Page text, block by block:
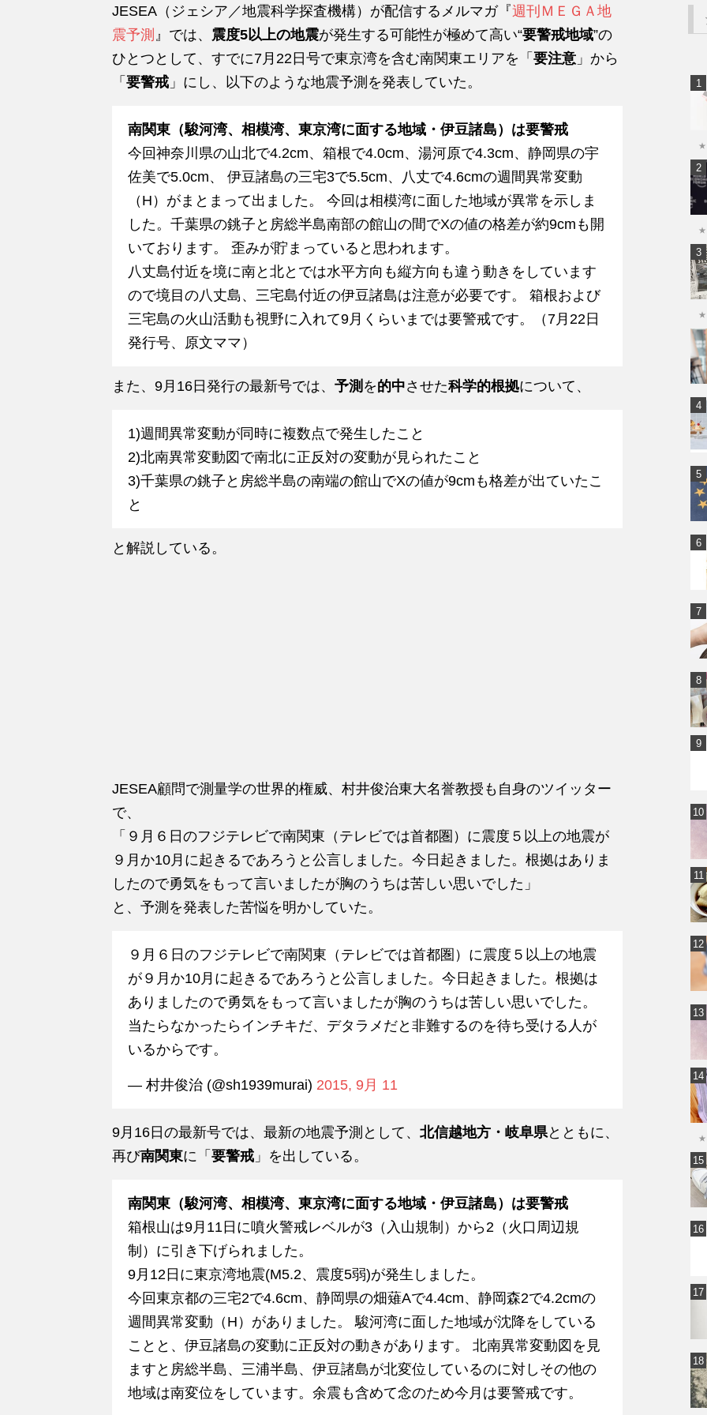
JESEA（ジェシア／地震科学探査機構）が配信するメルマガ『週刊ＭＥＧＡ地
震予測 』では、 震度5以上の地震が発生する可能性が極めて高い“要警戒地域”の
ひとつとして、すでに7月22日号で東京湾を含む南関東エリアを「 要注意 」から
「 要警戒 」にし、以下のような地震予測を発表していた。
南関東（駿河湾、相模湾、東京湾に面する地域・伊豆諸島）は要警戒
今回神奈川県の山北で4.2cm、箱根で4.0cm、湯河原で4.3cm、静岡県の宇
佐美で5.0cm、 伊豆諸島の三宅3で5.5cm、八丈で4.6cmの週間異常変動
（H）がまとまって出ました。 今回は相模湾に面した地域が異常を示しま
した。千葉県の銚子と房総半島南部の館山の間でXの値の格差が約9cmも開
いております。 歪みが貯まっていると思われます。
八丈島付近を境に南と北とでは水平方向も縦方向も違う動きをしています
ので境目の八丈島、三宅島付近の伊豆諸島は注意が必要です。 箱根および
三宅島の火山活動も視野に入れて9月くらいまでは要警戒です。（7月22日
発行号、原文ママ）
また、9月16日発行の最新号では、 予測 を的中させた科学的根拠について、
1)週間異常変動が同時に複数点で発生したこと
2)北南異常変動図で南北に正反対の変動が見られたこと
3)千葉県の銚子と房総半島の南端の館山でXの値が9cmも格差が出ていたこ
と
と解説している。
JESEA顧問で測量学の世界的権威、村井俊治東大名誉教授も自身のツイッター
で、
「９月６日のフジテレビで南関東（テレビでは首都圏）に震度５以上の地震が
９月か10月に起きるであろうと公言しました。今日起きました。根拠はありま
したので勇気をもって言いましたが胸のうちは苦しい思いでした」
と、予測を発表した苦悩を明かしていた。
９月６日のフジテレビで南関東（テレビでは首都圏）に震度５以上の地震
が９月か10月に起きるであろうと公言しました。今日起きました。根拠は
ありましたので勇気をもって言いましたが胸のうちは苦しい思いでした。
当たらなかったらインチキだ、デタラメだと非難するのを待ち受ける人が
いるからです。
— 村井俊治 (@sh1939murai) 2015, 9月 11
9月16日の最新号では、最新の地震予測として、 北信越地方・岐阜県とともに、
再び南関東に「 要警戒 」を出している。
南関東（駿河湾、相模湾、東京湾に面する地域・伊豆諸島）は要警戒
箱根山は9月11日に噴火警戒レベルが3（入山規制）から2（火口周辺規
制）に引き下げられました。
9月12日に東京湾地震(M5.2、震度5弱)が発生しました。
今回東京都の三宅2で4.6cm、静岡県の畑薙Aで4.4cm、静岡森2で4.2cmの
週間異常変動（H）がありました。 駿河湾に面した地域が沈降をしている
ことと、伊豆諸島の変動に正反対の動きがあります。 北南異常変動図を見
ますと房総半島、三浦半島、伊豆諸島が北変位しているのに対しその他の
地域は南変位をしています。余震も含めて念のため今月は要警戒です。
★
★
★
★